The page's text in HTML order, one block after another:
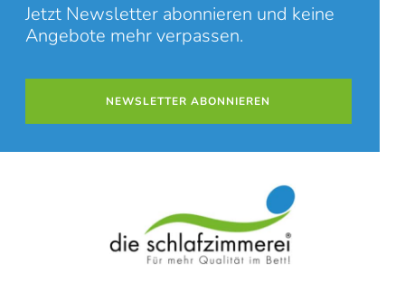
Jetzt Newsletter abonnieren und keine
Angebote mehr verpassen.
NEWSLETTER ABONNIEREN